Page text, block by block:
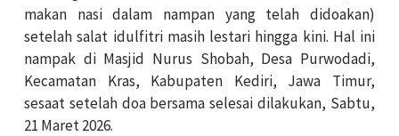
makan nasi dalam nampan yang telah didoakan)
setelah salat idulfitri masih lestari hingga kini. Hal ini
nampak di Masjid Nurus Shobah, Desa Purwodadi,
Kecamatan Kras, Kabupaten Kediri, Jawa Timur,
sesaat setelah doa bersama selesai dilakukan, Sabtu,
21 Maret 2026.